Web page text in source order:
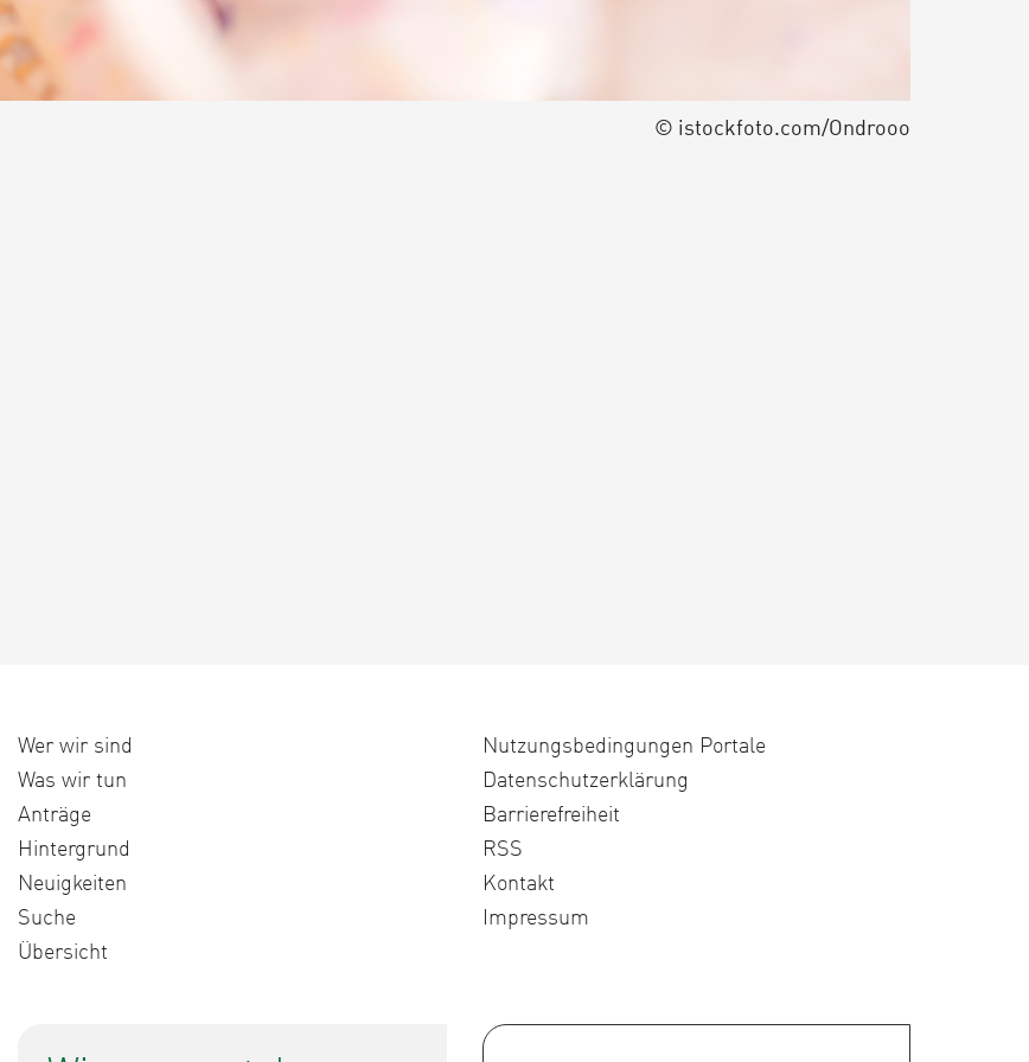
© istockfoto.com/Ondrooo
Wer wir sind
Was wir tun
Anträge
Hintergrund
Neuigkeiten
Suche
Übersicht
Nutzungsbedingungen Portale
Datenschutzerklärung
Barrierefreiheit
RSS
Kontakt
Impressum